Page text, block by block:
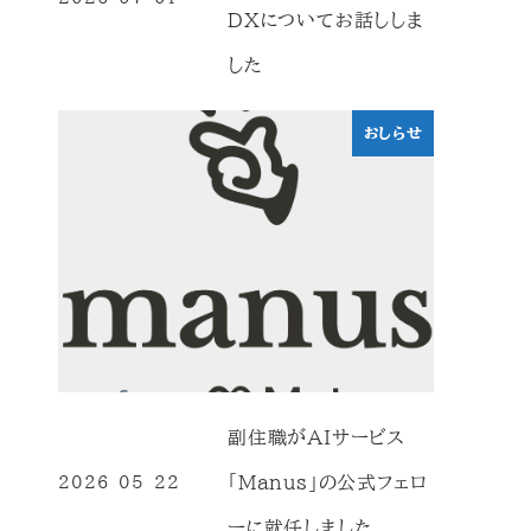
DXについてお話ししま
した
おしらせ
副住職がAIサービス
「Manus」の公式フェロ
ーに就任しました
2026-05-22